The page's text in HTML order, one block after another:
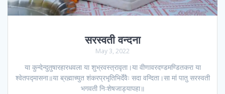
सरस्वती वन्दना
May 3, 2022
या कुन्देन्दुतुषारहारधवला या शुभ्रवस्त्रावृता।या वीणावरदण्डमण्डितकरा या
श्वेतपद्मासना॥या ब्रह्माच्युत शंकरप्रभृतिभिर्देवैः सदा वन्दिता।सा मां पातु सरस्वती
भगवती निःशेषजाड्यापहा॥